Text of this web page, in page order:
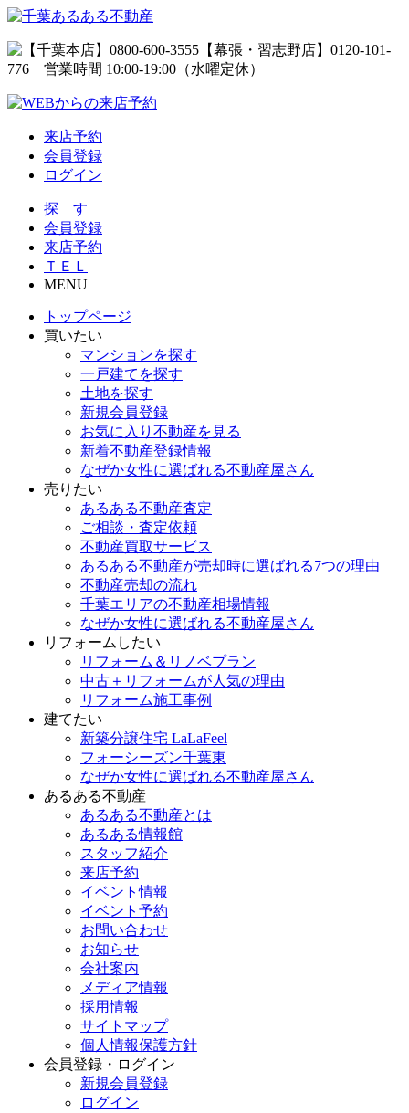
来店予約
会員登録
ログイン
探 す
会員登録
来店予約
ＴＥＬ
MENU
トップページ
買いたい
マンションを探す
一戸建てを探す
土地を探す
新規会員登録
お気に入り不動産を見る
新着不動産登録情報
なぜか女性に選ばれる不動産屋さん
売りたい
あるある不動産査定
ご相談・査定依頼
不動産買取サービス
あるある不動産が売却時に選ばれる7つの理由
不動産売却の流れ
千葉エリアの不動産相場情報
なぜか女性に選ばれる不動産屋さん
リフォームしたい
リフォーム＆リノベプラン
中古＋リフォームが人気の理由
リフォーム施工事例
建てたい
新築分譲住宅 LaLaFeel
フォーシーズン千葉東
なぜか女性に選ばれる不動産屋さん
あるある不動産
あるある不動産とは
あるある情報館
スタッフ紹介
来店予約
イベント情報
イベント予約
お問い合わせ
お知らせ
会社案内
メディア情報
採用情報
サイトマップ
個人情報保護方針
会員登録・ログイン
新規会員登録
ログイン